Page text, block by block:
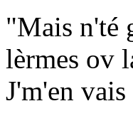
"Mais n'té
lèrmes ov
J'm'en